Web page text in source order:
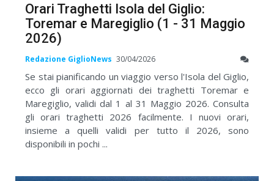
Orari Traghetti Isola del Giglio:
Toremar e Maregiglio (1 - 31 Maggio
2026)
Redazione GiglioNews 30/04/2026
Se stai pianificando un viaggio verso l'Isola del Giglio,
ecco gli orari aggiornati dei traghetti Toremar e
Maregiglio, validi dal 1 al 31 Maggio 2026. Consulta
gli orari traghetti 2026 facilmente. I nuovi orari,
insieme a quelli validi per tutto il 2026, sono
disponibili in pochi ...